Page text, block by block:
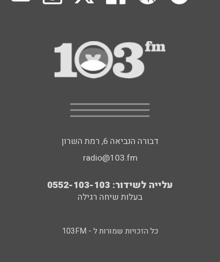
דבורה הנביאה 6, רמת השרון
radio@103.fm
עלייה לשידור: 0552-103-103
בעלות שיחה רגילה
כל הזכויות שמורות ל - 103FM